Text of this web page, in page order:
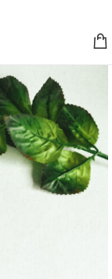
už 30€!!